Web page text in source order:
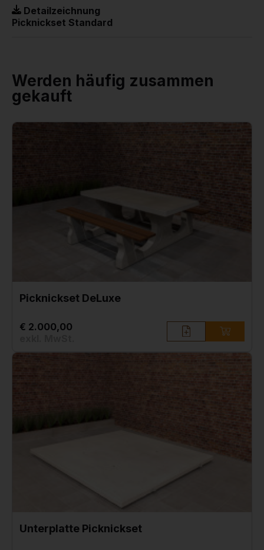
Detailzeichnung
Picknickset Standard
Werden häufig zusammen
gekauft
Picknickset DeLuxe
€ 2.000,00
Unterplatte Picknickset